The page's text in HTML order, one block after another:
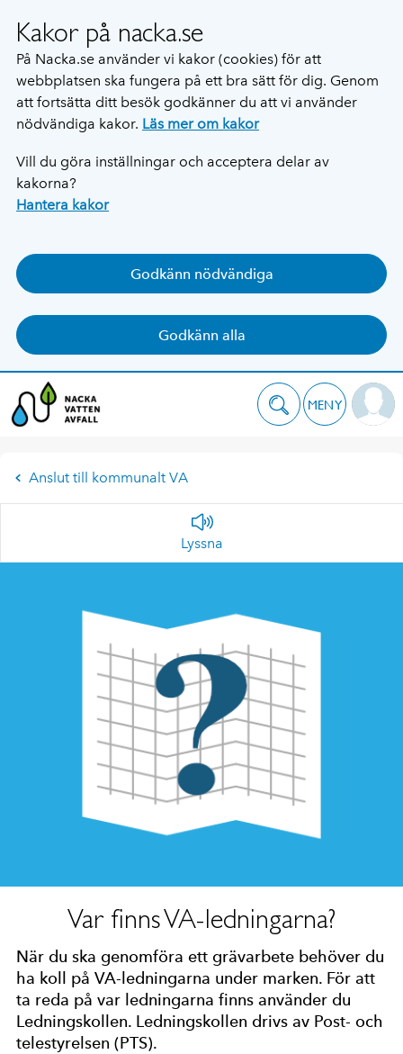
Kakor på nacka.se
På Nacka.se använder vi kakor (cookies) för att
webbplatsen ska fungera på ett bra sätt för dig. Genom
att fortsätta ditt besök godkänner du att vi använder
nödvändiga kakor. Läs mer om kakor
Vill du göra inställningar och acceptera delar av
kakorna?
Hantera kakor
Godkänn nödvändiga
Godkänn alla
MENY
Anslut till kommunalt VA
Lyssna
Var finns VA-ledningarna?
När du ska genomföra ett grävarbete behöver du
ha koll på VA-ledningarna under marken. För att
ta reda på var ledningarna finns använder du
Ledningskollen. Ledningskollen drivs av Post- och
telestyrelsen (PTS).